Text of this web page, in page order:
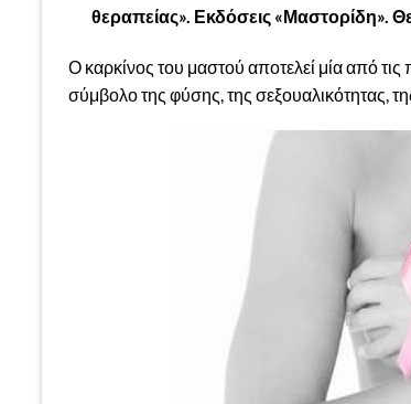
θεραπείας». Εκδόσεις «Μαστορίδη».
Ο καρκίνος του μαστού αποτελεί μία από τις
σύμβολο της φύσης, της σεξουαλικότητας,